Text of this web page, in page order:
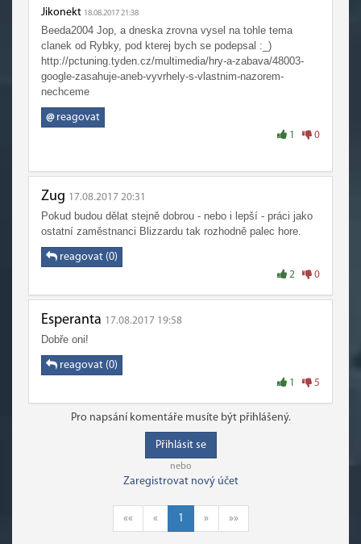
Jikonekt 18.08.2017 21:38
Beeda2004 Jop, a dneska zrovna vysel na tohle tema
clanek od Rybky, pod kterej bych se podepsal :_)
http://pctuning.tyden.cz/multimedia/hry-a-zabava/48003-
google-zasahuje-aneb-vyvrhely-s-vlastnim-nazorem-
nechceme
@reagovat
1 0
Zug 17.08.2017 20:31
Pokud budou dělat stejně dobrou - nebo i lepší - práci jako
ostatní zaměstnanci Blizzardu tak rozhodně palec hore.
reagovat (0)
2 0
Esperanta 17.08.2017 19:58
Dobře oni!
reagovat (0)
1 5
Pro napsání komentáře musíte být přihlášený.
Přihlásit se
nebo
Zaregistrovat nový účet
«« « 1 » »»